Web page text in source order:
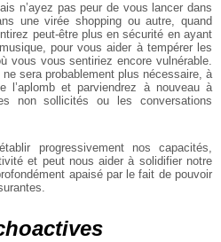
n’ayez pas peur de vous lancer dans
une virée shopping ou autre, quand
peut-être plus en sécurité en ayant
pour vous aider à tempérer les
vous vous sentiriez encore vulnérable.
sera probablement plus nécessaire, à
l’aplomb et parviendrez à nouveau à
non sollicités ou les conversations
progressivement nos capacités,
et peut nous aider à solidifier notre
apaisé par le fait de pouvoir